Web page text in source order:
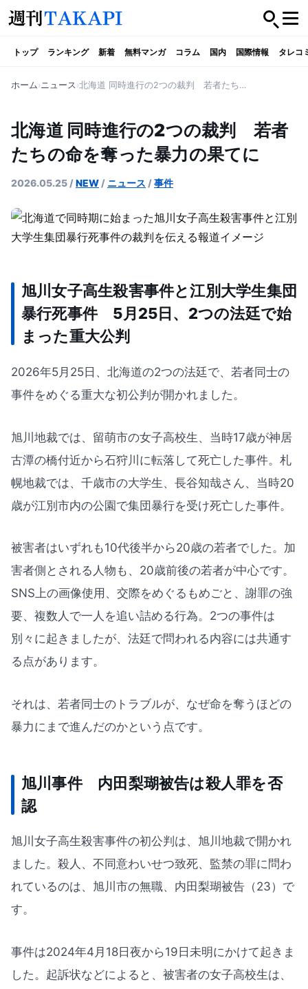
トップ ランキング 新着 無料マンガ コラム 国内 国際情報 タレコ
ホーム ニュース 北海道 同時進行の2つの裁判 若者たちの命を奪った暴力の果てに
北海道 同時進行の2つの裁判 若者
たちの命を奪った暴力の果てに
2026.05.25 /NEW / ニュース /事件
旭川女子高生殺害事件と江別大学生集団
暴行死事件 5月25日、2つの法廷で始
まった重大公判
2026年5月25日、北海道の2つの法廷で、若者同士の
事件をめぐる重大な初公判が開かれました。
旭川地裁では、留萌市の女子高校生、当時17歳が神居
古潭の橋付近から石狩川に転落して死亡した事件。札
幌地裁では、千歳市の大学生、長谷知哉さん、当時20
歳が江別市内の公園で集団暴行を受け死亡した事件。
被害者はいずれも10代後半から20歳の若者でした。加
害者側とされる人物も、20歳前後の若者が中心です。
SNS上の画像使用、交際をめぐるもめごと、謝罪の強
要、複数人で一人を追い詰める行為。2つの事件は
別々に起きましたが、法廷で問われる内容には共通す
る点があります。
それは、若者同士のトラブルが、なぜ命を奪うほどの
暴力にまで進んだのかという点です。
旭川事件 内田梨瑚被告は殺人罪を否
認
旭川女子高生殺害事件の初公判は、旭川地裁で開かれ
ました。殺人、不同意わいせつ致死、監禁の罪に問わ
れているのは、旭川市の無職、内田梨瑚被告（23）で
す。
事件は2024年4月18日夜から19日未明にかけて起きま
した。起訴状などによると、被害者の女子高校生は、